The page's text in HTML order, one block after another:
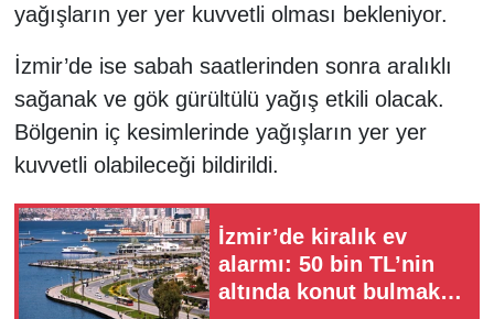
yağışların yer yer kuvvetli olması bekleniyor.
İzmir’de ise sabah saatlerinden sonra aralıklı
sağanak ve gök gürültülü yağış etkili olacak.
Bölgenin iç kesimlerinde yağışların yer yer
kuvvetli olabileceği bildirildi.
İzmir’de kiralık ev
alarmı: 50 bin TL’nin
altında konut bulmak